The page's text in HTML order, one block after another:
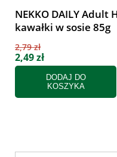
NEKKO DAILY
kawałki w sosie 85g
2,79 zł
2,49 zł
DODAJ DO
KOSZYKA